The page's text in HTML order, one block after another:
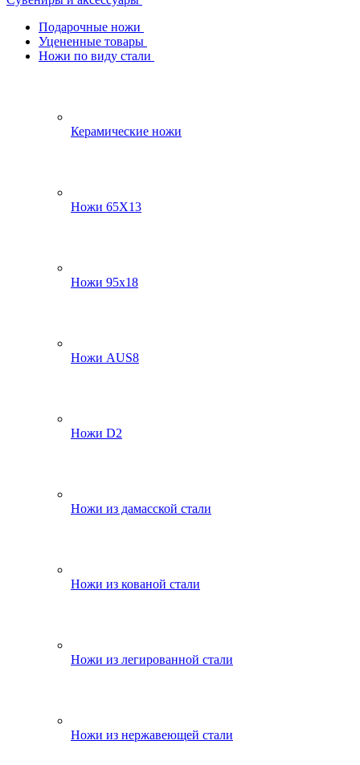
Подарочные ножи
Уцененные товары
Ножи по виду стали
Керамические ножи
Ножи 65Х13
Ножи 95х18
Ножи AUS8
Ножи D2
Ножи из дамасской стали
Ножи из кованой стали
Ножи из легированной стали
Ножи из нержавеющей стали